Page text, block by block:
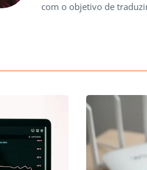
com o objetivo de